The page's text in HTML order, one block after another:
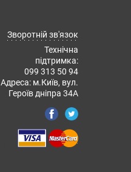
Зворотній зв'язок
Технічна
підтримка:
099 313 50 94
Адреса: м.Київ, вул.
Героїв дніпра 34А